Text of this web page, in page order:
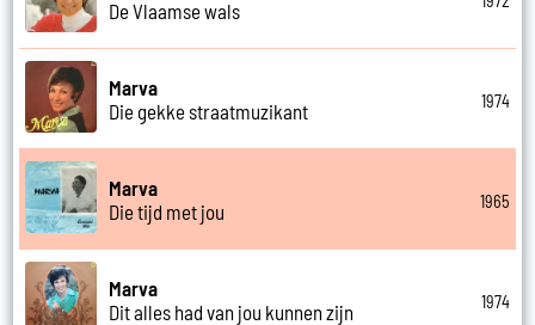
De Vlaamse wals
Marva
Die gekke straatmuzikant
1974
Marva
Die tijd met jou
1965
Marva
Dit alles had van jou kunnen zijn
1974